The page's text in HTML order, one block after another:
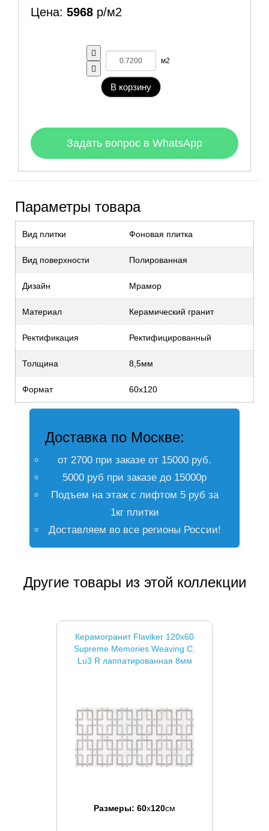
Цена: 5968 р/м2
м2
В корзину
Задать вопрос в WhatsApp
Параметры товара
Вид плитки Фоновая плитка
Вид поверхности Полированная
Дизайн Мрамор
Материал Керамический гранит
Ректификация Ректифицированный
Толщина 8,5мм
Формат 60х120
Доставка по Москве:
от 2700 при заказе от 15000 руб.
5000 руб при заказе до 15000р
Подъем на этаж с лифтом 5 руб за
1кг плитки
Доставляем во все регионы России!
Другие товары из этой коллекции
Керамогранит Flaviker 120x60
Supreme Memories Weaving C.
Lu3 R лаппатированная 8мм
Размеры: 60x120см